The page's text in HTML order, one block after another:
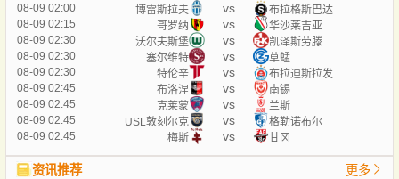
08-09 02:00 博雷斯拉夫 vs
布拉格斯巴达
08-09 02:15
哥罗纳 vs
华沙莱吉亚
08-09 02:30
沃尔夫斯堡 vs
凯泽斯劳滕
08-09 02:30
塞尔维特 vs
草蜢
08-09 02:30
特伦辛 vs
布拉迪斯拉发
08-09 02:45
布洛涅 vs
南锡
08-09 02:45
克莱蒙 vs
兰斯
08-09 02:45
USL敦刻尔克 vs
格勒诺布尔
08-09 02:45
梅斯 vs 甘冈
资讯推荐 更多